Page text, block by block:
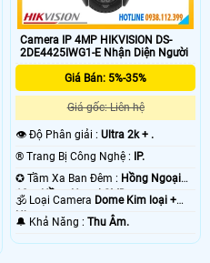
Camera IP 4MP HIKVISION DS-
2DE4425IWG1-E Nhận Diện Người
Giá Bán: 5%-35%
Giá gốc: Liên hệ
👁 Độ Phân giải :Ultra 2k + .
®️ Trang Bị Công Nghệ : IP.
✪ Tầm Xa Ban Đêm : Hồng Ngoại
10m Hồng Ngoại SMD.
🕉️ Loại Camera Dome Kim loại +
Nhựa.
️🔔 Khả Năng :Thu Âm.